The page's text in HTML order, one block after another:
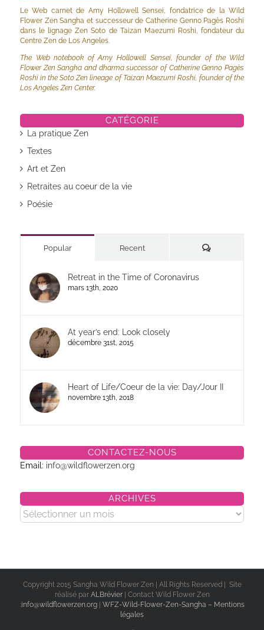
Le Web carnet de Amy Hollowell Sensei, fondatrice de la Wild
Flower Zen Sangha et successeur de Catherine Genno Pagès Roshi
dans le lignage Zen Soto de Taizan Maezumi Roshi, fondateur du
Centre Zen de Los Angeles.
The Web notebook of Amy Hollowell Sensei, founder of the Wild
Flower Zen Sangha and dharma successor of Catherine Genno Pagès
Roshi in the Soto Zen lineage of Taizan Maezumi Roshi, founder of the
Los Angeles Zen Center.
CATÉGORIE
La pratique Zen
Textes
Art et Zen
Retraites au coeur de la vie
Poésie
Popular Recent Commentaires
Retreat in the Time of Coronavirus
mars 13th, 2020
At year’s end: Look closely
décembre 31st, 2015
Heart of Life/Coeur de la vie: Day/Jour II
novembre 13th, 2018
CONTACTEZ-NOUS
Email: info@wildflowerzen.org
ARCHIVES
Archives
Copyright 2015 Sangha Wild Flower Zen | All Rights Reserved | Site
réalisé par ALBrévier
| Contact Wild Flower Zen
:info@wildflowerzen.org| WFZ-Wild-Flower-Zen-Sangha – Mentions
légales